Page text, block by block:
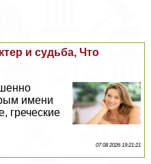
и судьба, Что
имени
греческие
07 08 2026 19:21:21